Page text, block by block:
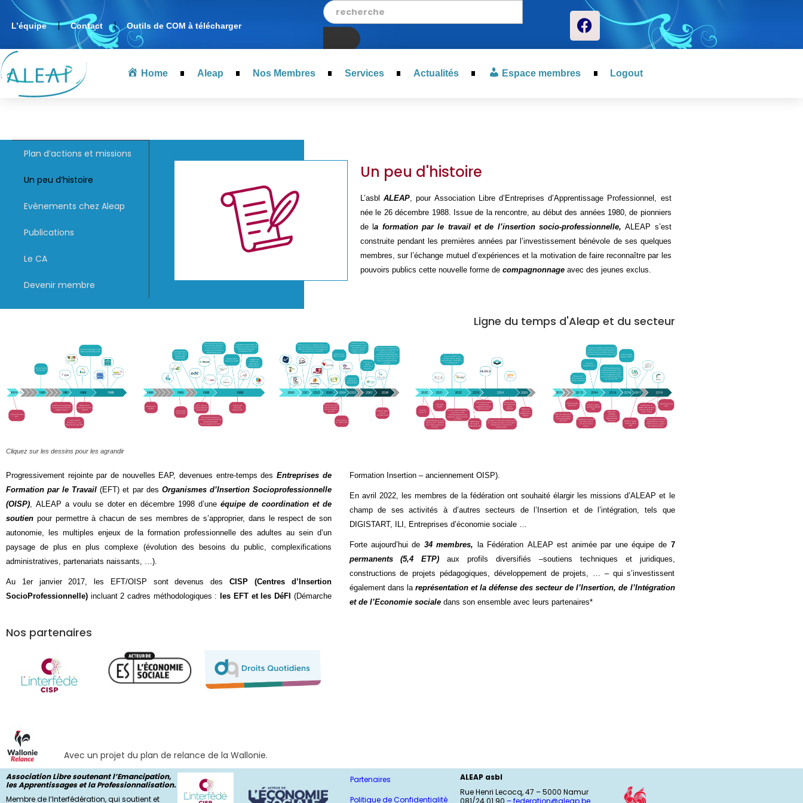
L’équipe Contact Outils de COM à télécharger
Home Aleap Nos Membres Services Actualités Espace membres Logout
Plan d’actions et missions
Un peu d’histoire
Evènements chez Aleap
Publications
Le CA
Devenir membre
Un peu d'histoire
L’asblALEAP, pour Association Libre d’Entreprises d’Apprentissage Professionnel, est
née le 26 décembre 1988. Issue de la rencontre, au début des années 1980, de pionniers
de la formation par le travail et de l’insertion socio-professionnelle, ALEAP s’est
construite pendant les premières années par l’investissement bénévole de ses quelques
membres, sur l’échange mutuel d’expériences et la motivation de faire reconnaître par les
pouvoirs publics cette nouvelle forme decompagnonnage avec des jeunes exclus.
Ligne du temps d'Aleap et du secteur
Cliquez sur les dessins pour les agrandir
Progressivement rejointe par de nouvelles EAP, devenues entre-temps des Entreprises de
Formation par le Travail (EFT) et par des Organismes d’Insertion Socioprofessionnelle
(OISP) , ALEAP a voulu se doter en décembre 1998 d’une équipe de coordination et de
soutien pour permettre à chacun de ses membres de s’approprier, dans le respect de son
autonomie, les multiples enjeux de la formation professionnelle des adultes au sein d’un
paysage de plus en plus complexe (évolution des besoins du public, complexifications
administratives, partenariats naissants, …).
Au 1er janvier 2017, les EFT/OISP sont devenus des CISP (Centres d’Insertion
SocioProfessionnelle) incluant 2 cadres méthodologiques : les EFT et les DéFI (Démarche
Formation Insertion – anciennement OISP).
En avril 2022, les membres de la fédération ont souhaité élargir les missions d’ALEAP et le
champ de ses activités à d’autres secteurs de l’Insertion et de l’intégration, tels que
DIGISTART, ILI, Entreprises d’économie sociale …
Forte aujourd’hui de 34 membres, la Fédération ALEAP est animée par une équipe de 7
permanents (5,4 ETP)aux profils diversifiés –soutiens techniques et juridiques,
constructions de projets pédagogiques, développement de projets, … – qui s’investissent
également dans la représentation et la défense des secteur de l’Insertion, de l’Intégration
et de l’Economie socialedans son ensemble avec leurs partenaires*
Nos partenaires
Avec un projet du plan de relance de la Wallonie.
Association Libre soutenant l’Emancipation,
les Apprentissages et la Professionnalisation.
Membre de l’Interfédération, qui soutient et
Partenaires
Politique de Confidentialité
ALEAP asbl
Rue Henri Lecocq, 47 – 5000 Namur
081/24 01 90 –federation@aleap.be